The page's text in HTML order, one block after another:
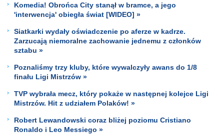
Komedia! Obrońca City stanął w bramce, a jego
'interwencja' obiegła świat [WIDEO] »
Siatkarki wydały oświadczenie po aferze w kadrze.
Zarzucają niemoralne zachowanie jednemu z członków
sztabu »
Poznaliśmy trzy kluby, które wywalczyły awans do 1/8
finału Ligi Mistrzów »
TVP wybrała mecz, który pokaże w następnej kolejce Ligi
Mistrzów. Hit z udziałem Polaków! »
Robert Lewandowski coraz bliżej poziomu Cristiano
Ronaldo i Leo Messiego »